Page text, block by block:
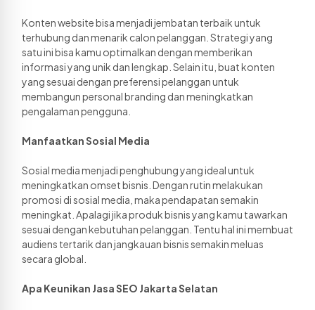
Konten website bisa menjadi jembatan terbaik untuk
terhubung dan menarik calon pelanggan. Strategi yang
satu ini bisa kamu optimalkan dengan memberikan
informasi yang unik dan lengkap. Selain itu, buat konten
yang sesuai dengan preferensi pelanggan untuk
membangun personal branding dan meningkatkan
pengalaman pengguna.
Manfaatkan Sosial Media
Sosial media menjadi penghubung yang ideal untuk
meningkatkan omset bisnis. Dengan rutin melakukan
promosi di sosial media, maka pendapatan semakin
meningkat. Apalagi jika produk bisnis yang kamu tawarkan
sesuai dengan kebutuhan pelanggan. Tentu hal ini membuat
audiens tertarik dan jangkauan bisnis semakin meluas
secara global.
Apa Keunikan Jasa SEO Jakarta Selatan